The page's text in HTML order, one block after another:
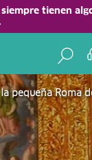
siempre tienen
pequeña Roma